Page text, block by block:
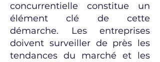
concurrentielle constitue un
élément clé de cette
démarche. Les entreprises
doivent surveiller de près les
tendances du marché et les